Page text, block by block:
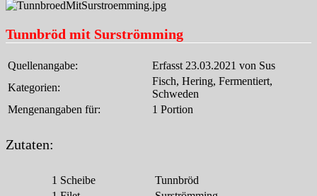
Tunnbröd mit Surströmming
Quellenangabe:
Erfasst 23.03.2021 von Sus
Kategorien:
Fisch, Hering, Fermentiert,
Schweden
Mengenangaben für:
1 Portion
Zutaten:
1 Scheibe
Tunnbröd